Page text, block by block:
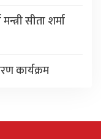
सीता शर्मा
कार्यक्रम